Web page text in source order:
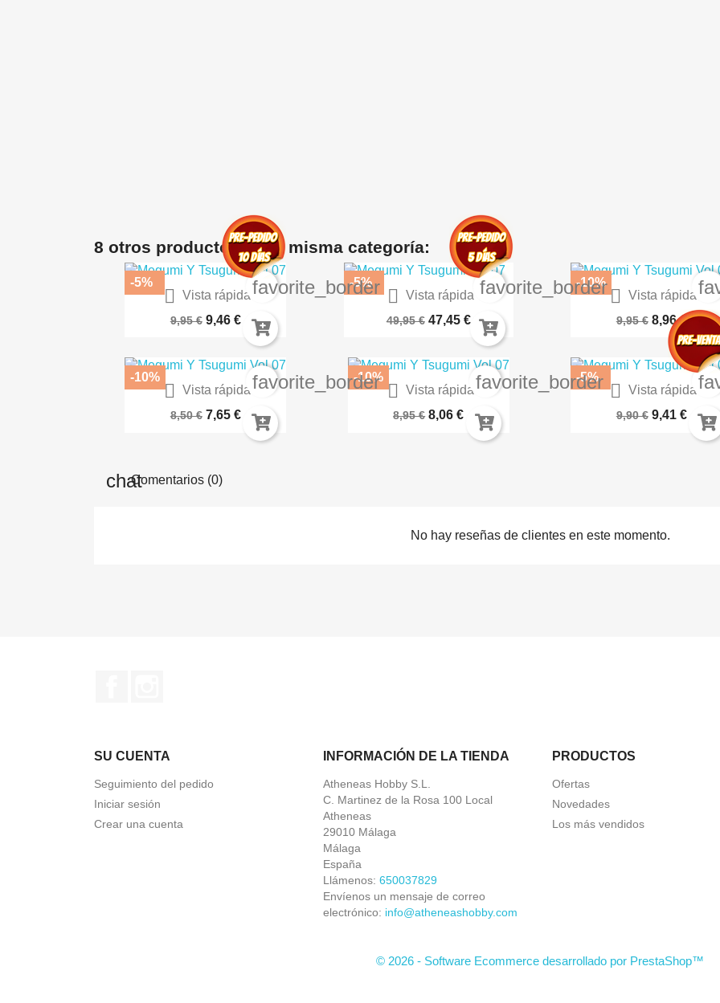
8 otros productos en la misma categoría:
 Vista rápida
Tenkaichi La Batalla...
9,95 € 9,46 €
-5% favorite_border  Vista rápida
Lobezno Omnibus 02 Vuelta A...
49,95 € 47,45 €
-5% favorite_border Vista rápida
Kakegurui Jugadores...
9,95 € 8,96 €
-10%
 Vista rápida
Kingdom Hearts 358/2 Days...
8,50 € 7,65 €
-10% favorite_border  Vista rápida
Nana 16 Nueva Edicion...
8,95 € 8,06 €
-10% favorite_border  Vista rápida
Historias Con Aroma A
9,90 € 9,41 €
-5%
Comentarios (0)
No hay reseñas de clientes en este momento.
SU CUENTA
Seguimiento del pedido
Iniciar sesión
Crear una cuenta
INFORMACIÓN DE LA TIENDA
Atheneas Hobby S.L.
C. Martinez de la Rosa 100 Local
Atheneas
29010 Málaga
Málaga
España
Llámenos: 650037829
Envíenos un mensaje de correo
electrónico: info@atheneashobby.com
PRODUCTOS
Ofertas
Novedades
Los más vendidos
© 2026 - Software Ecommerce desarrollado por PrestaShop™